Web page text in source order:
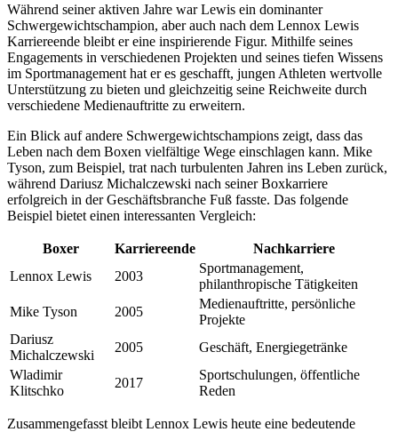
Während seiner aktiven Jahre war Lewis ein dominanter
Schwergewichtschampion, aber auch nach dem Lennox Lewis
Karriereende bleibt er eine inspirierende Figur. Mithilfe seines
Engagements in verschiedenen Projekten und seines tiefen Wissens
im Sportmanagement hat er es geschafft, jungen Athleten wertvolle
Unterstützung zu bieten und gleichzeitig seine Reichweite durch
verschiedene Medienauftritte zu erweitern.
Ein Blick auf andere Schwergewichtschampions zeigt, dass das
Leben nach dem Boxen vielfältige Wege einschlagen kann. Mike
Tyson, zum Beispiel, trat nach turbulenten Jahren ins Leben zurück,
während Dariusz Michalczewski nach seiner Boxkarriere
erfolgreich in der Geschäftsbranche Fuß fasste. Das folgende
Beispiel bietet einen interessanten Vergleich:
Boxer Karriereende
Nachkarriere
Lennox Lewis
2003
Sportmanagement,
philanthropische Tätigkeiten
Mike Tyson
2005
Medienauftritte, persönliche
Projekte
Dariusz
Michalczewski
2005
Geschäft, Energiegetränke
Wladimir
Klitschko
2017
Sportschulungen, öffentliche
Reden
Zusammengefasst bleibt Lennox Lewis heute eine bedeutende